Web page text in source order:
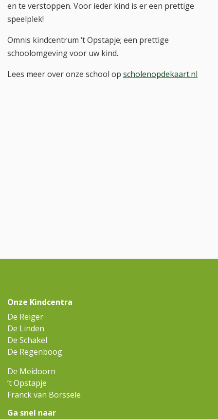
en te verstoppen. Voor ieder kind is er een prettige
speelplek!
Omnis kindcentrum ‘t Opstapje; een prettige
schoolomgeving voor uw kind.
Lees meer over onze school op scholenopdekaart.nl
Onze Kindcentra
De Reiger
De Linden
De Schakel
De Regenboog
De Meidoorn
’t Opstapje
Franck van Borssele
Ga snel naar